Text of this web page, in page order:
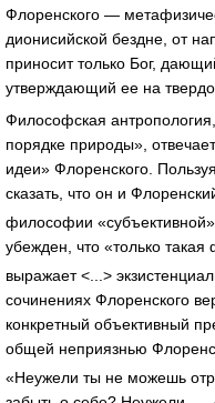
Флоренского —
дионисийской бездне, от
приносит только Бог,
утверждающий ее на
Философская
порядке природы»,
идеи» Флоренского.
сказать, что он и
философии
убежден, что «только
выражает <...>
сочинениях Флоренского
конкретный объективный
общей неприязнью
«Неужели ты не можешь